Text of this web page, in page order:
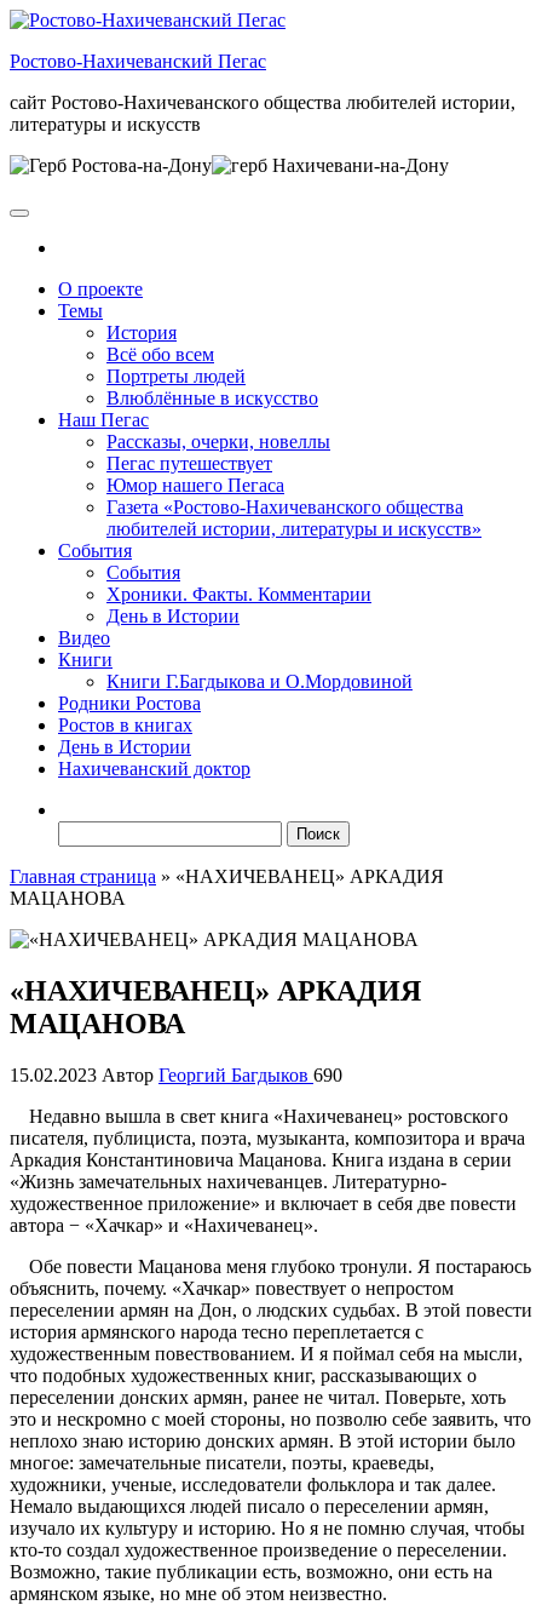
Skip
the
Ростово-Нахичеванский Пегас
сайт Ростово-Нахичеванского общества любителей истории,
литературы и искусств
О проекте
Темы
История
Всё обо всем
Портреты людей
Влюблённые в искусство
Наш Пегас
Рассказы, очерки, новеллы
Пегас путешествует
Юмор нашего Пегаса
Газета «Ростово-Нахичеванского общества
любителей истории, литературы и искусств»
События
События
Хроники. Факты. Комментарии
День в Истории
Видео
Книги
Книги Г.Багдыкова и О.Мордовиной
Родники Ростова
Ростов в книгах
День в Истории
Нахичеванский доктор
Главная страница » «НАХИЧЕВАНЕЦ» АРКАДИЯ
МАЦАНОВА
«НАХИЧЕВАНЕЦ» АРКАДИЯ
МАЦАНОВА
15.02.2023 Автор Георгий Багдыков 690
Недавно вышла в свет книга «Нахичеванец» ростовского
писателя, публициста, поэта, музыканта, композитора и врача
Аркадия Константиновича Мацанова. Книга издана в серии
«Жизнь замечательных нахичеванцев. Литературно-
художественное приложение» и включает в себя две повести
автора − «Хачкар» и «Нахичеванец».
Обе повести Мацанова меня глубоко тронули. Я постараюсь
объяснить, почему. «Хачкар» повествует о непростом
переселении армян на Дон, о людских судьбах. В этой повести
история армянского народа тесно переплетается с
художественным повествованием. И я поймал себя на мысли,
что подобных художественных книг, рассказывающих о
переселении донских армян, ранее не читал. Поверьте, хоть
это и нескромно с моей стороны, но позволю себе заявить, что
неплохо знаю историю донских армян. В этой истории было
многое: замечательные писатели, поэты, краеведы,
художники, ученые, исследователи фольклора и так далее.
Немало выдающихся людей писало о переселении армян,
изучало их культуру и историю. Но я не помню случая, чтобы
кто-то создал художественное произведение о переселении.
Возможно, такие публикации есть, возможно, они есть на
армянском языке, но мне об этом неизвестно.